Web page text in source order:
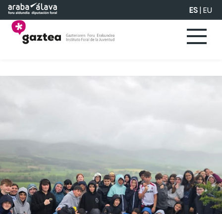
Saltar al contenido principal ES|EU